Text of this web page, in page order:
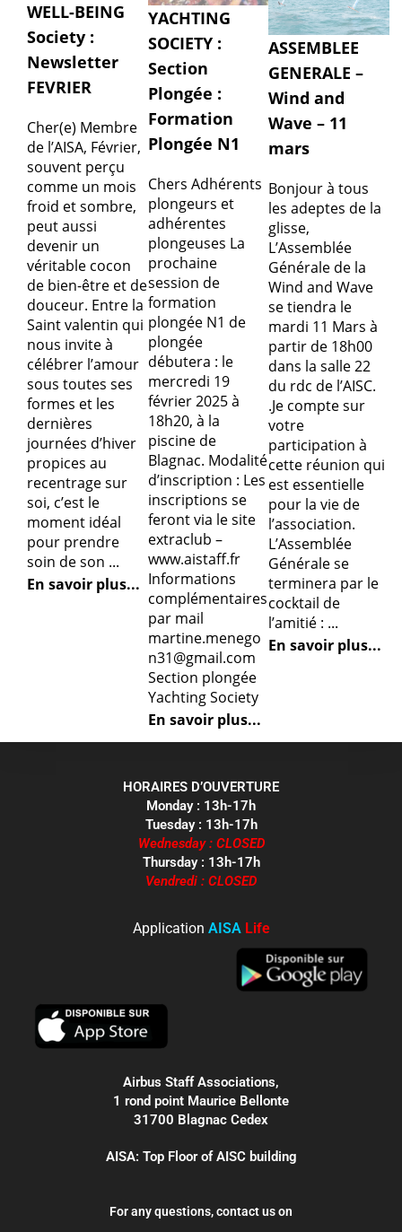
WELL-BEING
Society :
Newsletter
FEVRIER
Cher(e) Membre
de l’AISA, Février,
souvent perçu
comme un mois
froid et sombre,
peut aussi
devenir un
véritable cocon
de bien-être et de
douceur. Entre la
Saint valentin qui
nous invite à
célébrer l’amour
sous toutes ses
formes et les
dernières
journées d’hiver
propices au
recentrage sur
soi, c’est le
moment idéal
pour prendre
soin de son ...
En savoir plus...
YACHTING
SOCIETY :
Section
Plongée :
Formation
Plongée N1
Chers Adhérents
plongeurs et
adhérentes
plongeuses La
prochaine
session de
formation
plongée N1 de
plongée
débutera : le
mercredi 19
février 2025 à
18h20, à la
piscine de
Blagnac. Modalité
d’inscription : Les
inscriptions se
feront via le site
extraclub –
www.aistaff.fr
Informations
complémentaires
par mail
martine.menego
n31@gmail.com
Section plongée
Yachting Society
En savoir plus...
ASSEMBLEE
GENERALE –
Wind and
Wave – 11
mars
Bonjour à tous
les adeptes de la
glisse,
L’Assemblée
Générale de la
Wind and Wave
se tiendra le
mardi 11 Mars à
partir de 18h00
dans la salle 22
du rdc de l’AISC.
.Je compte sur
votre
participation à
cette réunion qui
est essentielle
pour la vie de
l’association.
L’Assemblée
Générale se
terminera par le
cocktail de
l’amitié : ...
En savoir plus...
HORAIRES D’OUVERTURE
Monday : 13h-17h
Tuesday : 13h-17h
Wednesday : CLOSED
Thursday : 13h-17h
Vendredi : CLOSED
Application AISA Life
Airbus Staff Associations,
1 rond point Maurice Bellonte
31700 Blagnac Cedex
AISA: Top Floor of AISC building
For any questions, contact us on